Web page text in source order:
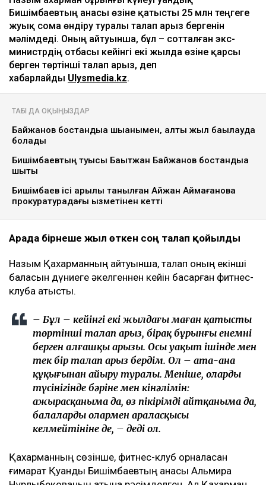
Бишімбаевтың анасы өзіне қатысты 25 млн теңгеге
жуық сома өндіру туралы талап арыз бергенін
мәлімдеді. Оның айтуынша, бұл – сотталған экс-
министрдің отбасы кейінгі екі жылда өзіне қарсы
берген төртінші талап арыз, деп
хабарлайды Ulysmedia.kz.
ТАҒЫ ДА ОҚЫҢЫЗДАР
Байжанов бостандыққа шыққанымен, алты жыл бақылауда
болады
Бишімбаевтың туысы Бақытжан Байжанов бостандыққа
шықты
Бишімбаев ісі арқылы танылған Айжан Аймағанова
прокуратурадағы қызметінен кетті
Арада бірнеше жыл өткен соң талап қойылды
Назым Қахарманның айтуынша, талап оның екінші
баласын дүниеге әкелгеннен кейін басқарған фитнес-
клубқа қатысты.
– Бұл – кейінгі екі жылдағы маған қатысты
төртінші талап арыз, бірақ бұрынғы енемнің
берген алғашқы арызы. Осы уақыт ішінде мен
тек бір талап арыз бердім. Ол – ата-ана
құқығынан айыру туралы. Меніңше, олардың
түсінігінде бәріне мен кінәлімін:
ажырасқаныма да, өз пікірімді айтқаныма да,
балалардың олармен араласқысы
келмейтініне де, – деді ол.
Қахарманның сөзінше, фитнес-клуб орналасқан
ғимарат Қуандық Бишімбаевтың анасы Альмира